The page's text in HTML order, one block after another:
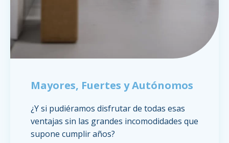
Mayores, Fuertes y Autónomos
¿Y si pudiéramos disfrutar de todas esas
ventajas sin las grandes incomodidades que
supone cumplir años?